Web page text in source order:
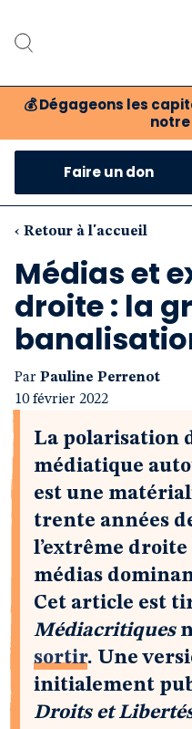
💰 Dégageons les
Faire un don
‹ Retour à l'accueil
Médias et
droite : la
Par Pauline Perrenot
10 février 2022
La polarisation
médiatique
est une
trente années
l’extrême
médias
Cet article est
Médiacritiques
sortir. Une
initialement
Droits et